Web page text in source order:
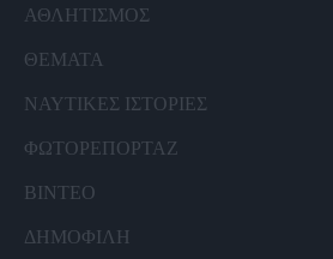
ΑΘΛΗΤΙΣΜΟΣ
ΘΕΜΑΤΑ
ΝΑΥΤΙΚΕΣ ΙΣΤΟΡΙΕΣ
ΦΩΤΟΡΕΠΟΡΤΑΖ
ΒΙΝΤΕΟ
ΔΗΜΟΦΙΛΗ